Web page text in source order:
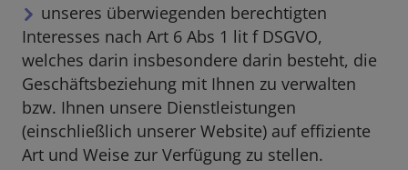
unseres überwiegenden berechtigten
Interesses nach Art 6 Abs 1 lit f DSGVO,
welches darin insbesondere darin besteht, die
Geschäftsbeziehung mit Ihnen zu verwalten
bzw. Ihnen unsere Dienstleistungen
(einschließlich unserer Website) auf effiziente
Art und Weise zur Verfügung zu stellen.